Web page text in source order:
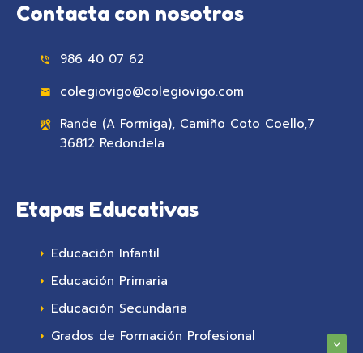
Contacta con nosotros
986 40 07 62
colegiovigo@colegiovigo.com
Rande (A Formiga), Camiño Coto Coello,7
36812 Redondela
Etapas Educativas
Educación Infantil
Educación Primaria
Educación Secundaria
Grados de Formación Profesional